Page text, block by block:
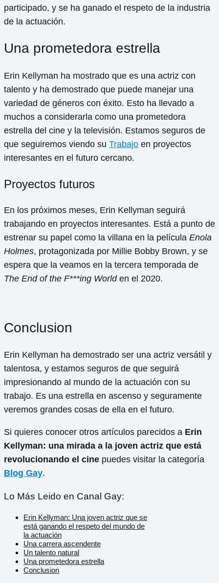
participado, y se ha ganado el respeto de la industria
de la actuación.
Una prometedora estrella
Erin Kellyman ha mostrado que es una actriz con
talento y ha demostrado que puede manejar una
variedad de géneros con éxito. Esto ha llevado a
muchos a considerarla como una prometedora
estrella del cine y la televisión. Estamos seguros de
que seguiremos viendo su Trabajo en proyectos
interesantes en el futuro cercano.
Proyectos futuros
En los próximos meses, Erin Kellyman seguirá
trabajando en proyectos interesantes. Está a punto de
estrenar su papel como la villana en la película Enola
Holmes, protagonizada por Millie Bobby Brown, y se
espera que la veamos en la tercera temporada de
The End of the F***ing Worlden el 2020.
Conclusion
Erin Kellyman ha demostrado ser una actriz versátil y
talentosa, y estamos seguros de que seguirá
impresionando al mundo de la actuación con su
trabajo. Es una estrella en ascenso y seguramente
veremos grandes cosas de ella en el futuro.
Si quieres conocer otros artículos parecidos a Erin
Kellyman: una mirada a la joven actriz que está
revolucionando el cine puedes visitar la categoría
Blog Gay.
Lo Más Leido en Canal Gay:
Erin Kellyman: Una joven actriz que se
está ganando el respeto del mundo de
la actuación
Una carrera ascendente
Un talento natural
Una prometedora estrella
Conclusion